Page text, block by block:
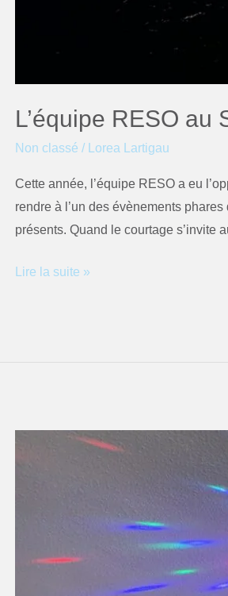
L’équipe RESO au
Non classé / Lorea Lartigau
Cette année, l’équipe RESO a eu
rendre à l’un des évènements
présents. Quand le courtage s’invite
Lire la suite »
RESO